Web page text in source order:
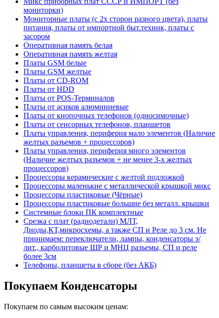
мониторки)
Мониторные платы (с 2х сторон разного цвета), платы
питания, платы от импортной быт.техник, платы с
засором
Оперативная память белая
Оперативная память желтая
Платы GSM белые
Платы GSM желтые
Платы от CD-ROM
Платы от HDD
Платы от POS-Терминалов
Платы от асиков алюминиевые
Платы от кнопочных телефонов (односимочные)
Платы от сенсорных телефонов, планшетов
Платы управления, периферия мало элементов (Наличие
желтых разъемов + процессоров)
Платы управления, периферия много элементов
(Наличие желтых разъемов + не менее 3-х желтых
процессоров)
Процессоры керамические с желтой подложкой
Процессоры маленькие с металлической крышкой микс
Процессоры пластиковые (Чёрные)
Процессоры пластиковые большие без металл. крышки
Системные блоки ПК комплектные
Срезка с плат (радиодетали) МЛТ,
Диоды,КТ,микросхемы, а также СП и Реле до 3 см. Не
принимаем: переключатели, лампы, конденсаторы э/
лит., карболитовые ШР и МНЦ разъемы, СП и реле
более 3см
Телефоны, планшеты в сборе (без АКБ)
Покупаем Конденсаторы
Покупаем по самым высоким ценам: